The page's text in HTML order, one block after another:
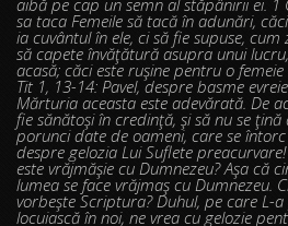
aibă pe cap un semn al stăpânirii ei. 1
sa taca Femeile să tacă în adunări,
ia cuvântul în ele, ci să fie supuse, cum
să capete învăţătură asupra unui
acasă; căci este ruşine pentru o
Tit 1, 13-14: Pavel, despre basme
Mărturia aceasta este adevărată. De
fie sănătoşi în credinţă, şi să nu se ţină
porunci date de oameni, care se
despre gelozia Lui Suflete
este vrăjmăşie cu Dumnezeu? Aşa că
lumea se face vrăjmaş cu Dumnezeu.
vorbeşte Scriptura? Duhul, pe care L-
locuiască în noi, ne vrea cu gelozie